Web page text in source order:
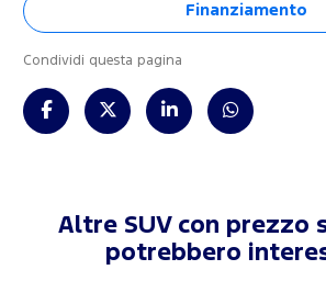
Finanziamento
Condividi questa pagina
Altre SUV con prezzo
potrebbero